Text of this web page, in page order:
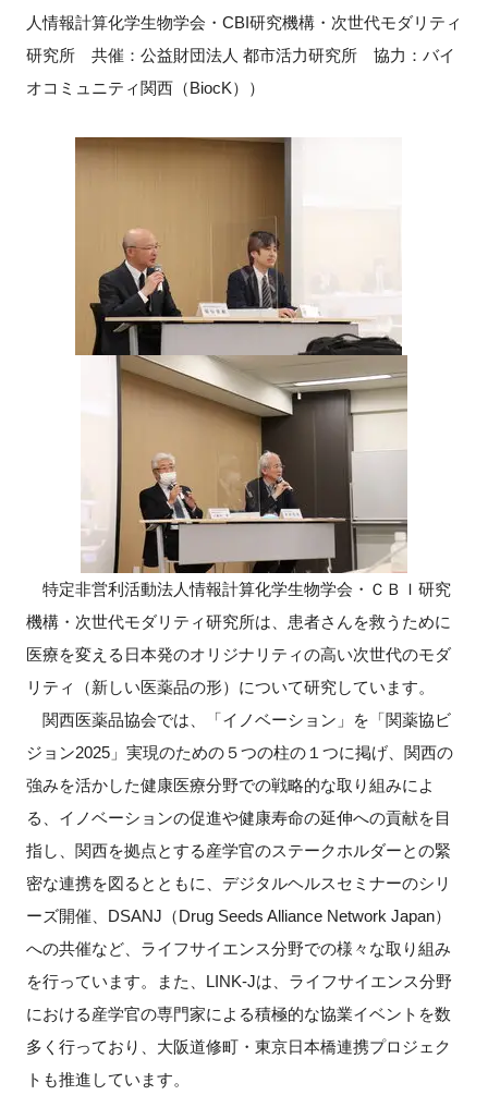
プログラム
施設・アクセス
イベントお知らせメール登録
閉じる
人情報計算化学生物学会・CBI研究機構・次世代モダリティ
研究所 共催：公益財団法人 都市活力研究所 協力：バイ
オコミュニティ関西（BiocK））
特定非営利活動法人情報計算化学生物学会・ＣＢＩ研究
機構・次世代モダリティ研究所は、患者さんを救うために
医療を変える日本発のオリジナリティの高い次世代のモダ
リティ（新しい医薬品の形）について研究しています。
関西医薬品協会では、「イノベーション」を「関薬協ビ
ジョン2025」実現のための５つの柱の１つに掲げ、関西の
強みを活かした健康医療分野での戦略的な取り組みによ
る、イノベーションの促進や健康寿命の延伸への貢献を目
指し、関西を拠点とする産学官のステークホルダーとの緊
密な連携を図るとともに、デジタルヘルスセミナーのシリ
ーズ開催、DSANJ（Drug Seeds Alliance Network Japan）
への共催など、ライフサイエンス分野での様々な取り組み
を行っています。また、LINK-Jは、ライフサイエンス分野
における産学官の専門家による積極的な協業イベントを数
多く行っており、大阪道修町・東京日本橋連携プロジェク
トも推進しています。